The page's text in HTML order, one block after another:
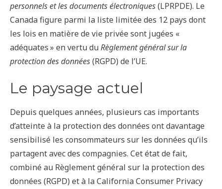
personnels et les documents électroniques(LPRPDE). Le
Canada figure parmi la liste limitée des 12 pays dont
les lois en matière de vie privée sont jugées «
adéquates » en vertu duRèglement général sur la
protection des données(RGPD) de l’UE.
Le paysage actuel
Depuis quelques années, plusieurs cas importants
d’atteinte à la protection des données ont davantage
sensibilisé les consommateurs sur les données qu’ils
partagent avec des compagnies. Cet état de fait,
combiné au Règlement général sur la protection des
données (RGPD) et à la California Consumer Privacy